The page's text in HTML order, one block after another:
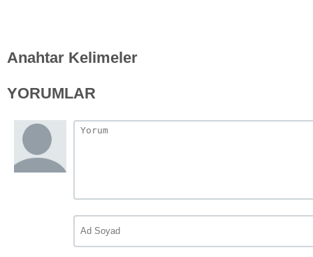
Anahtar Kelimeler
YORUMLAR